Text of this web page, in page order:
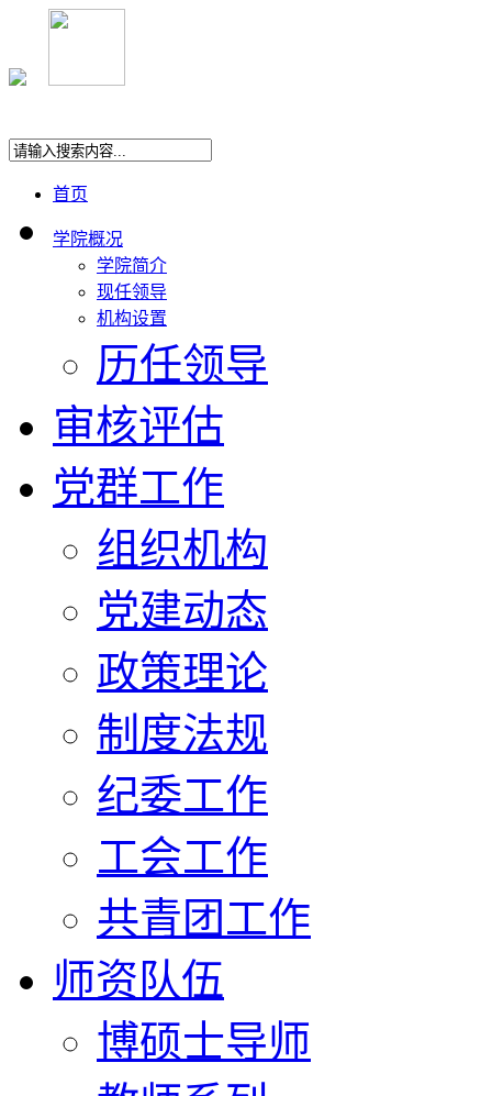
首页
学院概况
学院简介
现任领导
机构设置
历任领导
审核评估
党群工作
组织机构
党建动态
政策理论
制度法规
纪委工作
工会工作
共青团工作
师资队伍
博硕士导师